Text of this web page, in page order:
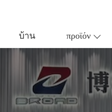
บ้าน προϊόν